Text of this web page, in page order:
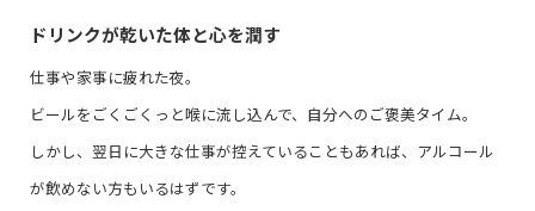
ドリンクが乾いた体と心を潤す
仕事や家事に疲れた夜。
ビールをごくごくっと喉に流し込んで、自分へのご褒美タイム。
しかし、翌日に大きな仕事が控えていることもあれば、アルコール
が飲めない方もいるはずです。